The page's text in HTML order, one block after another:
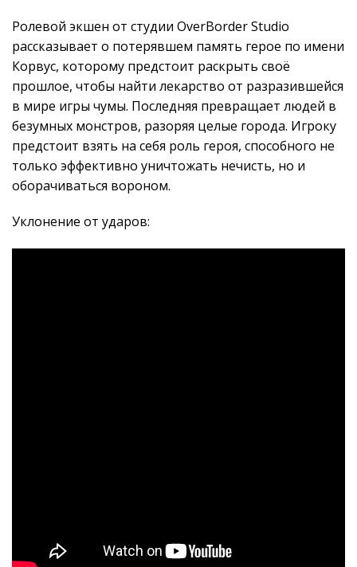
Ролевой экшен от студии OverBorder Studio
рассказывает о потерявшем память герое по имени
Корвус, которому предстоит раскрыть своё
прошлое, чтобы найти лекарство от разразившейся
в мире игры чумы. Последняя превращает людей в
безумных монстров, разоряя целые города. Игроку
предстоит взять на себя роль героя, способного не
только эффективно уничтожать нечисть, но и
оборачиваться вороном.
Уклонение от ударов: